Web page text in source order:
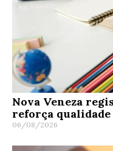
Nova Veneza
reforça
06/08/2026